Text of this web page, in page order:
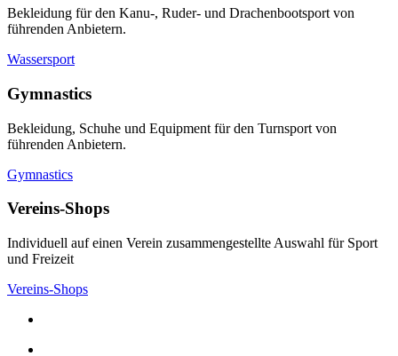
Bekleidung für den Kanu-, Ruder- und Drachenbootsport von
führenden Anbietern.
Wassersport
Gymnastics
Bekleidung, Schuhe und Equipment für den Turnsport von
führenden Anbietern.
Gymnastics
Vereins-Shops
Individuell auf einen Verein zusammengestellte Auswahl für Sport
und Freizeit
Vereins-Shops